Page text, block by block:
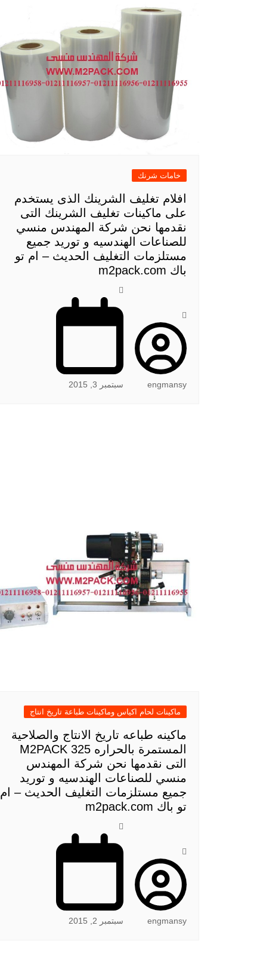
خامات شرنك
افلام تغليف الشرينك الذى يستخدم
على ماكينات تغليف الشرينك التى
نقدمها نحن شركة المهندس منسي
للصناعات الهندسيه و توريد جميع
مستلزمات التغليف الحديث – ام تو
باك m2pack.com
engmansy سبتمبر 3, 2015
ماكينات لحام اكياس وماكينات طباعة تاريخ انتاج
ماكينه طباعه تاريخ الانتاج والصلاحية
المستمرة بالحراره M2PACK 325
التى نقدمها نحن شركة المهندس
منسي للصناعات الهندسيه و توريد
جميع مستلزمات التغليف الحديث – ام
تو باك m2pack.com
engmansy سبتمبر 2, 2015